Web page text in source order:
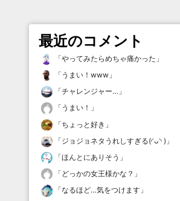
最近のコメント
「やってみたらめちゃ痛かった 」
「 うまい！www 」
「チャレンジャー… 」
「 うまい！ 」
「ちょっと好き 」
「ジョジョネタうれしすぎる(◜ᴗ◝ ) 」
「ほんとにありそう 」
「 どっかの女王様かな？ 」
「なるほど…気をつけます 」